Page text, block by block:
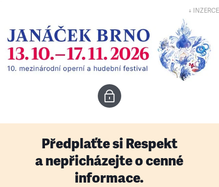
↓ INZERCE
Předplaťte si Respekt
a nepřicházejte o cenné
informace.